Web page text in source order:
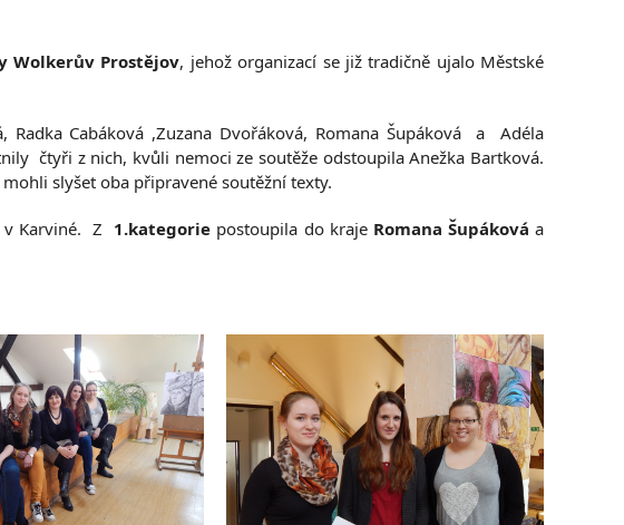
Wolkerův Prostějov, jehož organizací se již tradičně ujalo Městské
Radka Cabáková ,Zuzana Dvořáková, Romana Šupáková a Adéla
čtyři z nich, kvůli nemoci ze soutěže odstoupila Anežka Bartková.
slyšet oba připravené soutěžní texty.
v Karviné. Z 1.kategorie postoupila do kraje Romana Šupákováa